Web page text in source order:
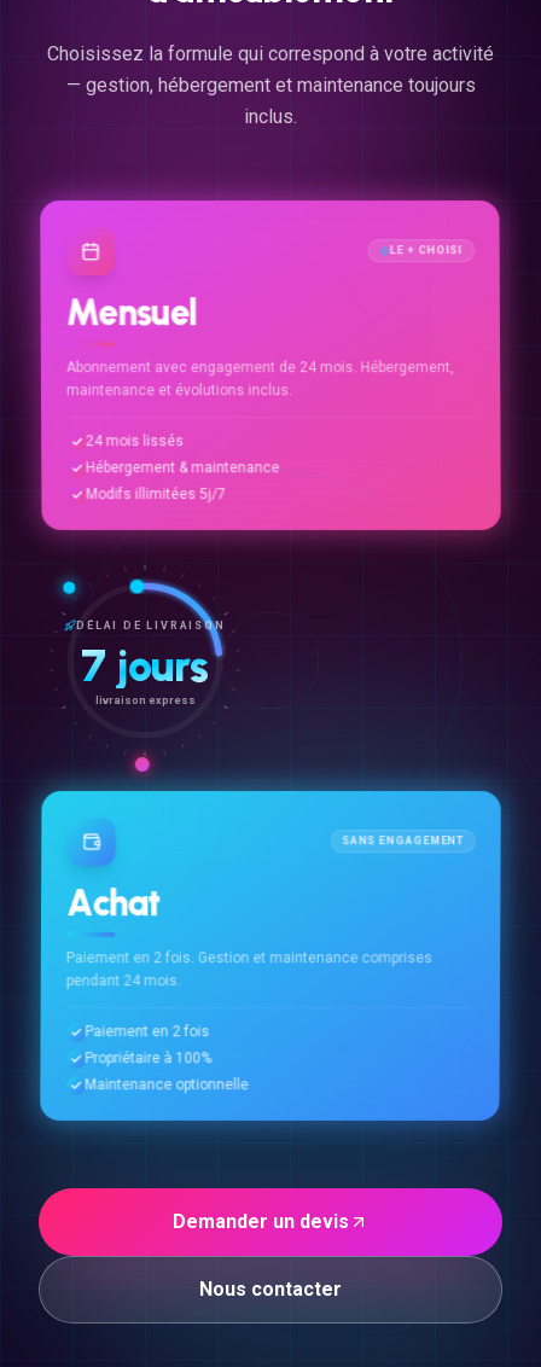
Choisissez la formule qui correspond à votre activité
— gestion, hébergement et maintenance toujours
inclus.
LE + CHOISI
Mensuel
Abonnement avec engagement de 24 mois. Hébergement,
maintenance et évolutions inclus.
24 mois lissés
Hébergement & maintenance
Modifs illimitées 5j/7
DÉLAI DE LIVRAISON
7 jours
livraison express
SANS ENGAGEMENT
Achat
Paiement en 2 fois. Gestion et maintenance comprises
pendant 24 mois.
Paiement en 2 fois
Propriétaire à 100%
Maintenance optionnelle
Demander un devis
Nous contacter